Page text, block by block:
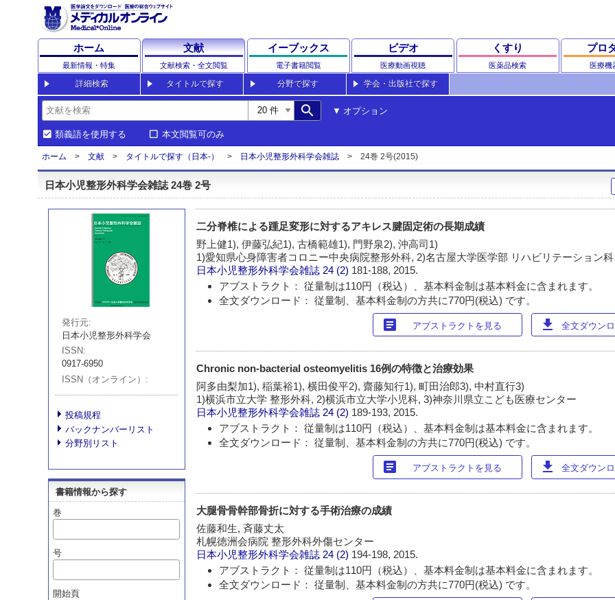
ホーム
最新情報・特集
文献
文献検索・全文閲覧
イーブックス
電子書籍閲覧
ビデオ
医療動画視聴
くすり
医薬品検索
プロ
医療機
詳細検索 タイトルで探す 分野で探す 学会・出版社で探す
search オプション
類義語を使用する 本文閲覧可のみ
ホーム 文献 タイトルで探す（日本-） 日本小児整形外科学会雑誌 24巻 2号(2015)
日本小児整形外科学会雑誌 24巻 2号
発行元
日本小児整形外科学会
ISSN
0917-6950
ISSN（オンライン）
投稿規程
バックナンバーリスト
分野別リスト
書籍情報から探す
巻
号
開始頁
二分脊椎による踵足変形に対するアキレス腱固定術の長期成績
野上健1), 伊藤弘紀1), 古橋範雄1), 門野泉2), 沖高司1)
1)愛知県心身障害者コロニー中央病院整形外科, 2)名古屋大学医学部 リハビリテーション科
日本小児整形外科学会雑誌 24 (2) 181-188, 2015.
アブストラクト： 従量制は110円（税込）、基本料金制は基本料金に含まれます。
全文ダウンロード： 従量制、基本料金制の方共に770円(税込) です。
article アブストラクトを見る download 全文ダウン
Chronic non-bacterial osteomyelitis 16例の特徴と治療効果
阿多由梨加1), 稲葉裕1), 横田俊平2), 齋藤知行1), 町田治郎3), 中村直行3)
1)横浜市立大学 整形外科, 2)横浜市立大学小児科, 3)神奈川県立こども医療センター
日本小児整形外科学会雑誌 24 (2) 189-193, 2015.
アブストラクト： 従量制は110円（税込）、基本料金制は基本料金に含まれます。
全文ダウンロード： 従量制、基本料金制の方共に770円(税込) です。
article アブストラクトを見る download 全文ダウン
大腿骨骨幹部骨折に対する手術治療の成績
佐藤和生, 斉藤丈太
札幌徳洲会病院 整形外科外傷センター
日本小児整形外科学会雑誌 24 (2) 194-198, 2015.
アブストラクト： 従量制は110円（税込）、基本料金制は基本料金に含まれます。
全文ダウンロード： 従量制、基本料金制の方共に770円(税込) です。